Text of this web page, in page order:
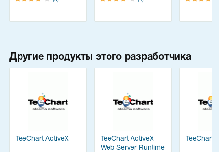
Другие продукты этого разработчика
TeeChart ActiveX
TeeChart ActiveX
Web Server Runtime
TeeChart